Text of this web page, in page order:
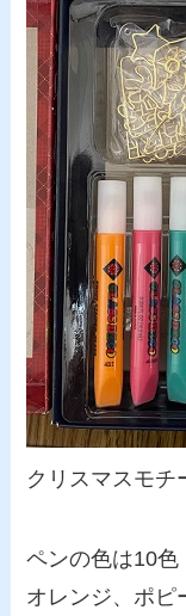
クリスマスモチ
ペンの色は10色
オレンジ、ポピ